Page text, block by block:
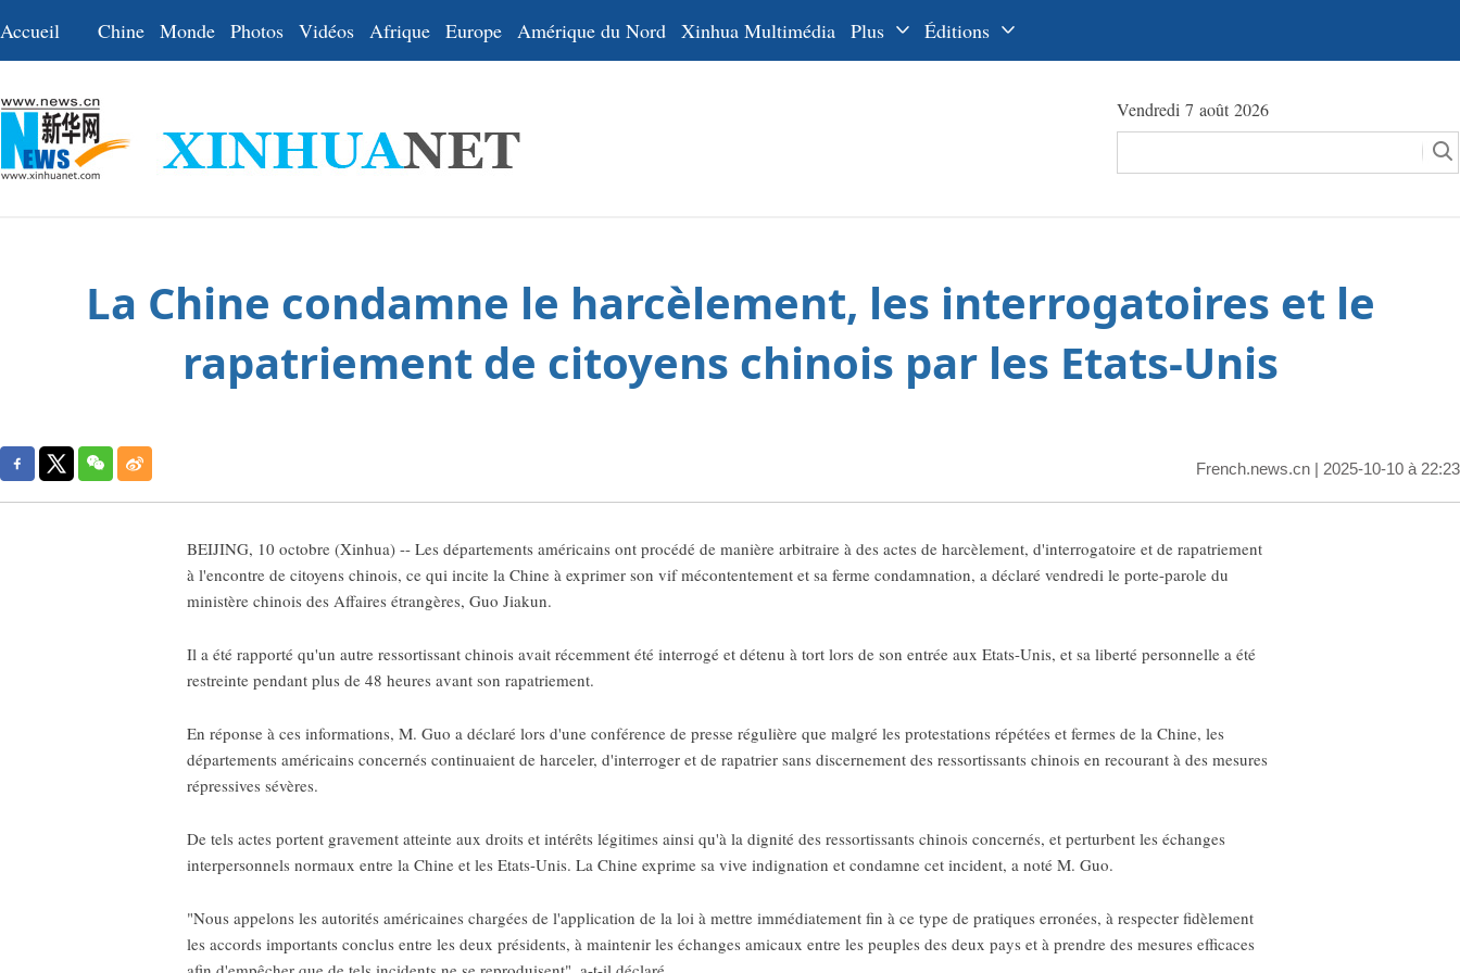
Accueil Chine Monde Photos Vidéos Afrique Europe Amérique du Nord Xinhua Multimédia Plus Éditions
عربي
日本語
Vendredi 7 août 2026
La Chine condamne le harcèlement, les interrogatoires et le
rapatriement de citoyens chinois par les Etats-Unis
French.news.cn | 2025-10-10 à 22:23
BEIJING, 10 octobre (Xinhua) -- Les départements américains ont procédé de manière arbitraire à des actes de harcèlement, d'interrogatoire et de rapatriement
à l'encontre de citoyens chinois, ce qui incite la Chine à exprimer son vif mécontentement et sa ferme condamnation, a déclaré vendredi le porte-parole du
ministère chinois des Affaires étrangères, Guo Jiakun.
Il a été rapporté qu'un autre ressortissant chinois avait récemment été interrogé et détenu à tort lors de son entrée aux Etats-Unis, et sa liberté personnelle a été
restreinte pendant plus de 48 heures avant son rapatriement.
En réponse à ces informations, M. Guo a déclaré lors d'une conférence de presse régulière que malgré les protestations répétées et fermes de la Chine, les
départements américains concernés continuaient de harceler, d'interroger et de rapatrier sans discernement des ressortissants chinois en recourant à des mesures
répressives sévères.
De tels actes portent gravement atteinte aux droits et intérêts légitimes ainsi qu'à la dignité des ressortissants chinois concernés, et perturbent les échanges
interpersonnels normaux entre la Chine et les Etats-Unis. La Chine exprime sa vive indignation et condamne cet incident, a noté M. Guo.
"Nous appelons les autorités américaines chargées de l'application de la loi à mettre immédiatement fin à ce type de pratiques erronées, à respecter fidèlement
les accords importants conclus entre les deux présidents, à maintenir les échanges amicaux entre les peuples des deux pays et à prendre des mesures efficaces